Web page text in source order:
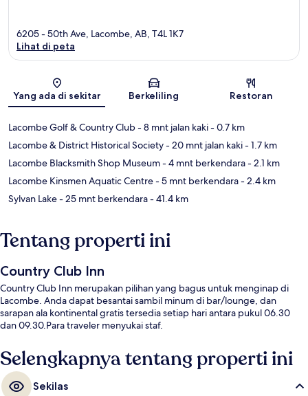
Peta
6205 - 50th Ave, Lacombe, AB, T4L 1K7
Lihat di peta
Yang ada di sekitar Berkeliling Restoran
Lacombe Golf & Country Club- 8 mnt jalan kaki- 0.7 km
Lacombe & District Historical Society- 20 mnt jalan kaki- 1.7 km
Lacombe Blacksmith Shop Museum- 4 mnt berkendara- 2.1 km
Lacombe Kinsmen Aquatic Centre- 5 mnt berkendara- 2.4 km
Sylvan Lake- 25 mnt berkendara- 41.4 km
Tentang properti ini
Country Club Inn
Country Club Inn merupakan pilihan yang bagus untuk menginap di
Lacombe. Anda dapat besantai sambil minum di bar/lounge, dan
sarapan ala kontinental gratis tersedia setiap hari antara pukul 06.30
dan 09.30.Para traveler menyukai staf.
Selengkapnya tentang properti ini
Sekilas